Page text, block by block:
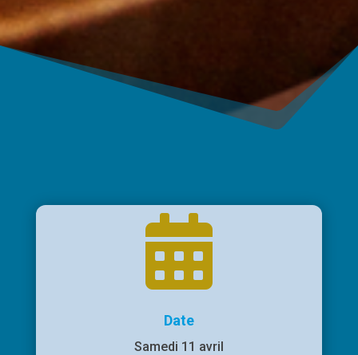

Date
Samedi 11 avril